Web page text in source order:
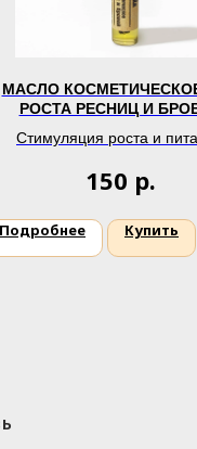
МАСЛО
РОСТА РЕСНИЦ И
Стимуляция роста и
150 р.
Подробнее Купить